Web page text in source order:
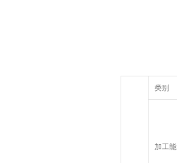
类别
加工